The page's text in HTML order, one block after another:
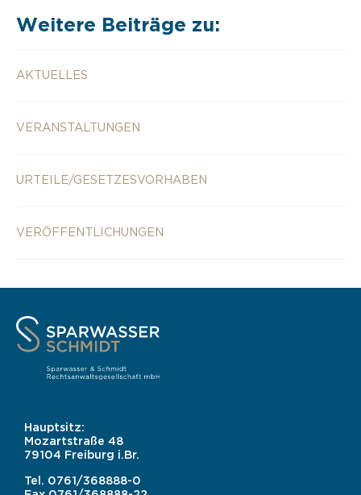
Weitere Beiträge zu:
AKTUELLES
VERANSTALTUNGEN
URTEILE/GESETZESVORHABEN
VERÖFFENTLICHUNGEN
Hauptsitz:
Mozartstraße 48
79104 Freiburg i.Br.
Tel. 0761/368888-0